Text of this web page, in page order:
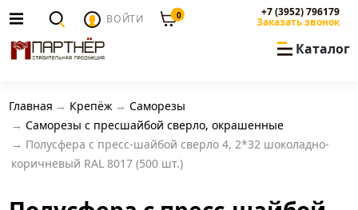
ВОЙТИ 0 +7 (3952) 796179
Заказать звонок
Каталог
Главная Крепёж
Саморезы
Саморезы с пресшайбой сверло, окрашенные
Полусфера с пресс-шайбой сверло 4, 2*32 шоколадно-
коричневый RAL 8017 (500 шт.)